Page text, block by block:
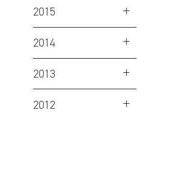
2015
2014
2013
2012